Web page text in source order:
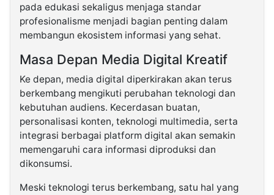
pada edukasi sekaligus menjaga standar
profesionalisme menjadi bagian penting dalam
membangun ekosistem informasi yang sehat.
Masa Depan Media Digital Kreatif
Ke depan, media digital diperkirakan akan terus
berkembang mengikuti perubahan teknologi dan
kebutuhan audiens. Kecerdasan buatan,
personalisasi konten, teknologi multimedia, serta
integrasi berbagai platform digital akan semakin
memengaruhi cara informasi diproduksi dan
dikonsumsi.
Meski teknologi terus berkembang, satu hal yang